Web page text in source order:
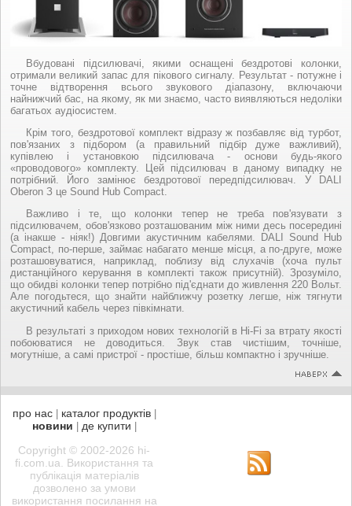
Вбудовані підсилювачі, якими оснащені бездротові колонки,
отримали великий запас для пікового сигналу. Результат - потужне і
точне відтворення всього звукового діапазону, включаючи
найнижчий бас, на якому, як ми знаємо, часто виявляються недоліки
багатьох аудіосистем.
Крім того, бездротової комплект відразу ж позбавляє від турбот,
пов'язаних з підбором (а правильний підбір дуже важливий),
купівлею і установкою підсилювача - основи будь-якого
«проводового» комплекту. Цей підсилювач в даному випадку не
потрібний. Його замінює бездротової передпідсилювач. У DALI
Oberon З це Sound Hub Compact.
Важливо і те, що колонки тепер не треба пов'язувати з
підсилювачем, обов'язково розташованим між ними десь посередині
(а інакше - ніяк!) Довгими акустичним кабелями. DALI Sound Hub
Compact, по-перше, займає набагато менше місця, а по-друге, може
розташовуватися, наприклад, поблизу від слухачів (хоча пульт
дистанційного керування в комплекті також присутній). Зрозуміло,
що обидві колонки тепер потрібно під'єднати до живлення 220 Вольт.
Але погодьтеся, що знайти найближчу розетку легше, ніж тягнути
акустичний кабель через півкімнати.
В результаті з приходом нових технологій в Hi-Fi за втрату якості
побоюватися не доводиться. Звук став чистішим, точніше,
могутніше, а самі пристрої - простіше, більш компактно і зручніше.
про нас| каталог продуктів|
новини де купити
Copyright © 2002-2026 hi-
fi.com.ua. Використання та
публікація матеріалів
дозволено за умови
використання посилання на